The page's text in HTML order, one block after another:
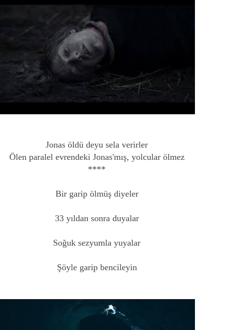
Jonas öldü deyu sela verirler
Ölen paralel evrendeki Jonas'mış, yolcular ölmez
****
Bir garip ölmüş diyeler
33 yıldan sonra duyalar
Soğuk sezyumla yuyalar
Şöyle garip bencileyin